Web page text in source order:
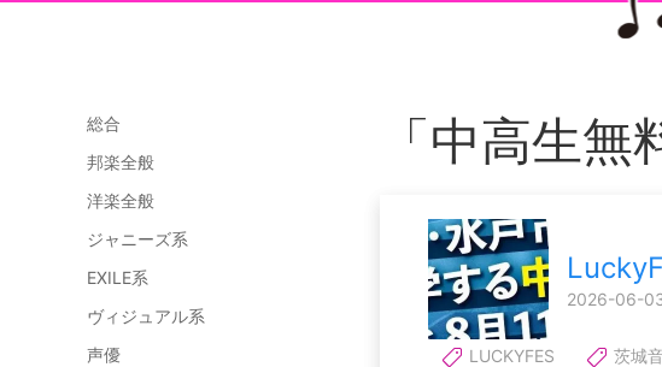
総合
邦楽全般
洋楽全般
ジャニーズ系
EXILE系
ヴィジュアル系
声優
「中高生
2026-06-
LUCKYFES 茨城